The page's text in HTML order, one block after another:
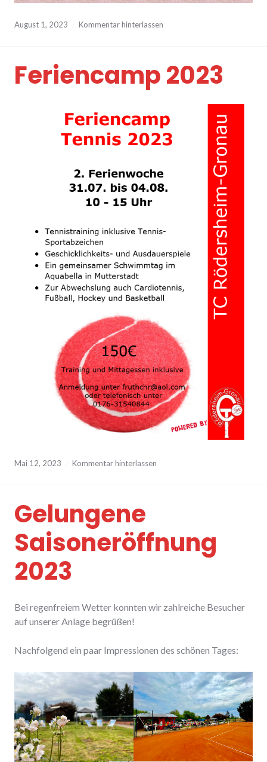
August 1, 2023 Kommentar hinterlassen
Feriencamp 2023
Mai 12, 2023 Kommentar hinterlassen
Gelungene
Saisoneröffnung
2023
Bei regenfreiem Wetter konnten wir zahlreiche Besucher
auf unserer Anlage begrüßen!
Nachfolgend ein paar Impressionen des schönen Tages: